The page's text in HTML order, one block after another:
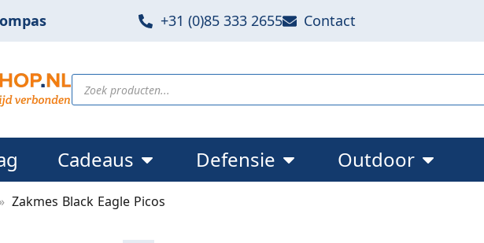
+31 (0)85 333 2655 Contact
Cadeaus Defensie Outdoor
» Zakmes Black Eagle Picos